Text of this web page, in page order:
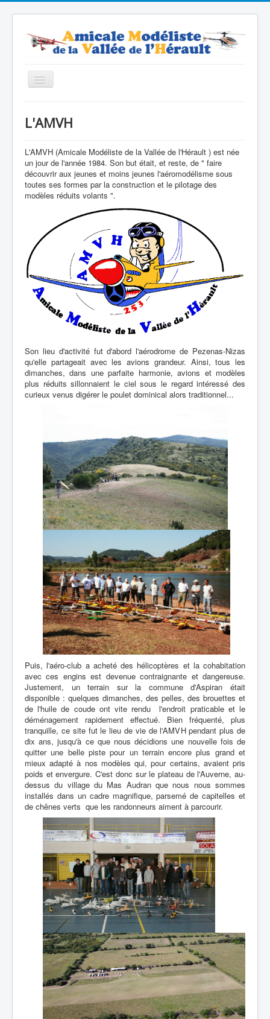
Basculer
Contacts
Nos modèles
Forum
Boutique
L'AMVH
L'AMVH (Amicale Modéliste de la Vallée de l'Hérault ) est née
un jour de l'année 1984. Son but était, et reste, de " faire
découvrir aux jeunes et moins jeunes l'aéromodélisme sous
toutes ses formes par la construction et le pilotage des
modèles réduits volants ".
Son lieu d'activité fut d'abord l'aérodrome de Pezenas-Nizas
qu'elle partageait avec les avions grandeur. Ainsi, tous les
dimanches, dans une parfaite harmonie, avions et modèles
plus réduits sillonnaient le ciel sous le regard intéressé des
curieux venus digérer le poulet dominical alors traditionnel...
Puis, l'aéro-club a acheté des hélicoptères et la cohabitation
avec ces engins est devenue contraignante et dangereuse.
Justement, un terrain sur la commune d'Aspiran était
disponible : quelques dimanches, des pelles, des brouettes et
de l'huile de coude ont vite rendu l'endroit praticable et le
déménagement rapidement effectué. Bien fréquenté, plus
tranquille, ce site fut le lieu de vie de l'AMVH pendant plus de
dix ans, jusqu'à ce que nous décidions une nouvelle fois de
quitter une belle piste pour un terrain encore plus grand et
mieux adapté à nos modèles qui, pour certains, avaient pris
poids et envergure. C'est donc sur le plateau de l'Auverne, au-
dessus du village du Mas Audran que nous nous sommes
installés dans un cadre magnifique, parsemé de capitelles et
de chênes verts que les randonneurs aiment à parcourir.